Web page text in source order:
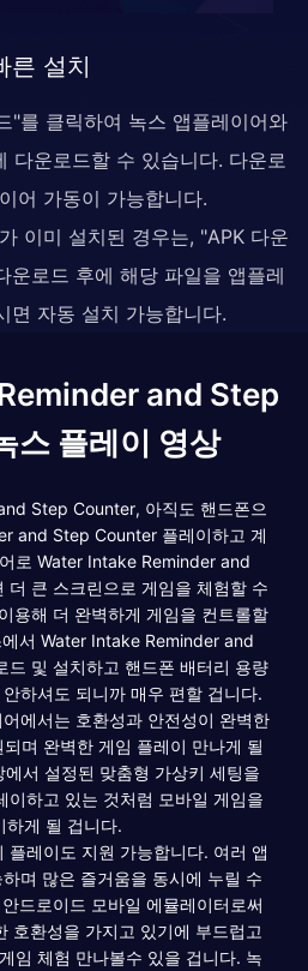
른 설치
"를 클릭하여 녹스 앱플레이어와
다운로드할 수 있습니다. 다운로
어 가동이 가능합니다.
이미 설치된 경우는, "APK 다운
운로드 후에 해당 파일을 앱플레
면 자동 설치 가능합니다.
and Step
스 플레이 영상
Step Counter, 아직도 핸드폰으
and Step Counter 플레이하고 계
로 Water Intake Reminder and
큰 스크린으로 게임을 체험할 수
용해 더 완벽하게 게임을 컨트롤할
서 Water Intake Reminder and
및 설치하고 핸드폰 배터리 용량
하셔도 되니까 매우 편할 겁니다.
에서는 호환성과 안전성이 완벽한
며 완벽한 게임 플레이 만나게 될
서 설정된 맞춤형 가상키 세팅을
이하고 있는 것처럼 모바일 게임을
하게 될 겁니다.
플레이도 지원 가능합니다. 여러 앱
며 많은 즐거움을 동시에 누릴 수
드로이드 모바일 에뮬레이터로써
호환성을 가지고 있기에 부드럽고
임 체험 만나볼수 있을 겁니다. 녹